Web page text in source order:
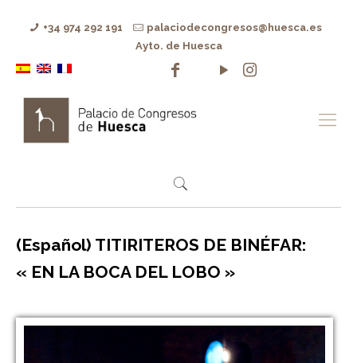
+34 974 292 191
palaciodecongresos@huesca.es
Ayto. de Huesca
(Español) TITIRITEROS DE BINÉFAR:
« EN LA BOCA DEL LOBO »